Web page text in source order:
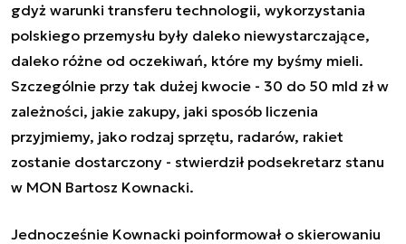
gdyż warunki transferu technologii, wykorzystania
polskiego przemysłu były daleko niewystarczające,
daleko różne od oczekiwań, które my byśmy mieli.
Szczególnie przy tak dużej kwocie - 30 do 50 mld zł w
zależności, jakie zakupy, jaki sposób liczenia
przyjmiemy, jako rodzaj sprzętu, radarów, rakiet
zostanie dostarczony - stwierdził podsekretarz stanu
w MON Bartosz Kownacki.
Jednocześnie Kownacki poinformował o skierowaniu